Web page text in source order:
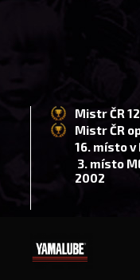
Mistr ČR
Mistr ČR
16. místo v
3. místo
2002